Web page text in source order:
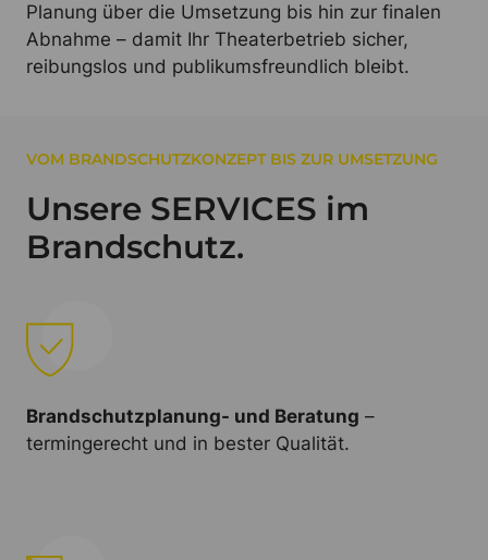
Planung über die Umsetzung bis hin zur finalen
Abnahme – damit Ihr Theaterbetrieb sicher,
reibungslos und publikumsfreundlich bleibt.
VOM BRANDSCHUTZKONZEPT BIS ZUR UMSETZUNG
Unsere SERVICES im
Brandschutz.
Brandschutzplanung- und Beratung –
termingerecht und in bester Qualität.